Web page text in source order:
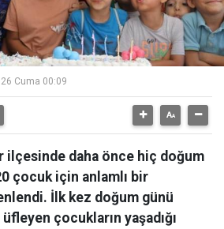
Cuma 00:09
ilçesinde daha önce hiç doğum
çocuk için anlamlı bir
İlk kez doğum günü
çocukların yaşadığı